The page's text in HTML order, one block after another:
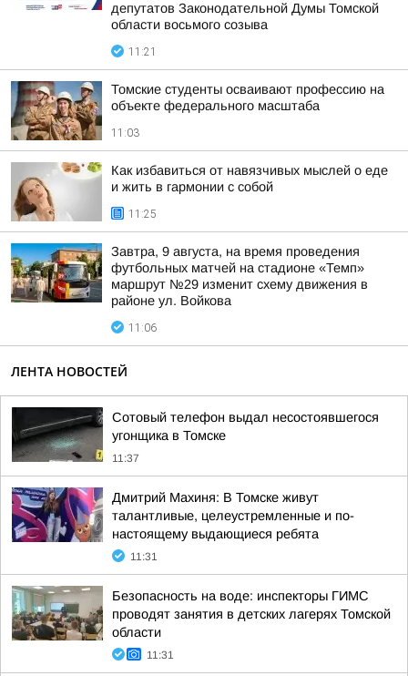
депутатов Законодательной Думы Томской
области восьмого созыва
11:21
Томские студенты осваивают профессию на
объекте федерального масштаба
11:03
Как избавиться от навязчивых мыслей о еде
и жить в гармонии с собой
11:25
Завтра, 9 августа, на время проведения
футбольных матчей на стадионе «Темп»
маршрут №29 изменит схему движения в
районе ул. Войкова
11:06
ЛЕНТА НОВОСТЕЙ
Сотовый телефон выдал несостоявшегося
угонщика в Томске
11:37
Дмитрий Махиня: В Томске живут
талантливые, целеустремленные и по-
настоящему выдающиеся ребята
11:31
Безопасность на воде: инспекторы ГИМС
проводят занятия в детских лагерях Томской
области
11:31